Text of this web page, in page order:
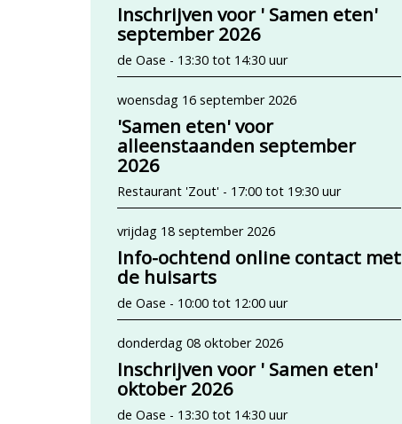
Inschrijven voor ' Samen eten'
september 2026
de Oase - 13:30 tot 14:30 uur
woensdag 16 september 2026
'Samen eten' voor
alleenstaanden september
2026
Restaurant 'Zout' - 17:00 tot 19:30 uur
vrijdag 18 september 2026
Info-ochtend online contact met
de huisarts
de Oase - 10:00 tot 12:00 uur
donderdag 08 oktober 2026
Inschrijven voor ' Samen eten'
oktober 2026
de Oase - 13:30 tot 14:30 uur